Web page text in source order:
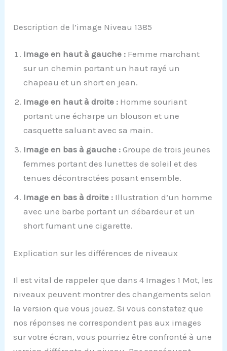
Description de l’image Niveau 1385
Image en haut à gauche : Femme marchant
sur un chemin portant un haut rayé un
chapeau et un short en jean.
Image en haut à droite : Homme souriant
portant une écharpe un blouson et une
casquette saluant avec sa main.
Image en bas à gauche : Groupe de trois jeunes
femmes portant des lunettes de soleil et des
tenues décontractées posant ensemble.
Image en bas à droite : Illustration d’un homme
avec une barbe portant un débardeur et un
short fumant une cigarette.
Explication sur les différences de niveaux
Il est vital de rappeler que dans 4 Images 1 Mot, les
niveaux peuvent montrer des changements selon
la version que vous jouez. Si vous constatez que
nos réponses ne correspondent pas aux images
sur votre écran, vous pourriez être confronté à une